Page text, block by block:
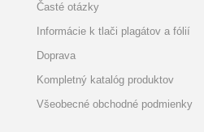
Časté otázky
Informácie k tlači plagátov a fólií
Doprava
Kompletný katalóg produktov
Všeobecné obchodné podmienky